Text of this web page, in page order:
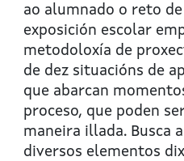
guiada
ao
noso
ao alumnado o reto
exposición escolar
metodoloxía de
de dez situacións de
que abarcan
proceso, que poden
maneira illada. Busca
diversos elementos